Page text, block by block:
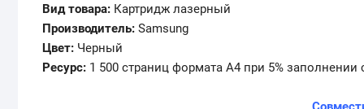
Вид товара: Картридж лазерный
Производитель: Samsung
Цвет: Черный
Ресурс: 1 500 страниц формата А4 при 5% заполнении